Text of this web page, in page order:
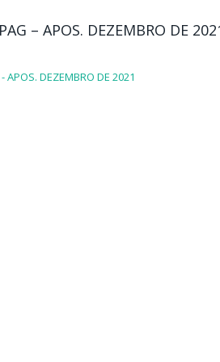
– APOS. DEZEMBRO DE
APOS. DEZEMBRO DE 2021